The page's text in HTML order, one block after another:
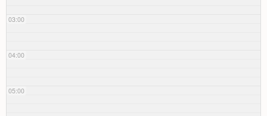
03:00
04:00
05:00